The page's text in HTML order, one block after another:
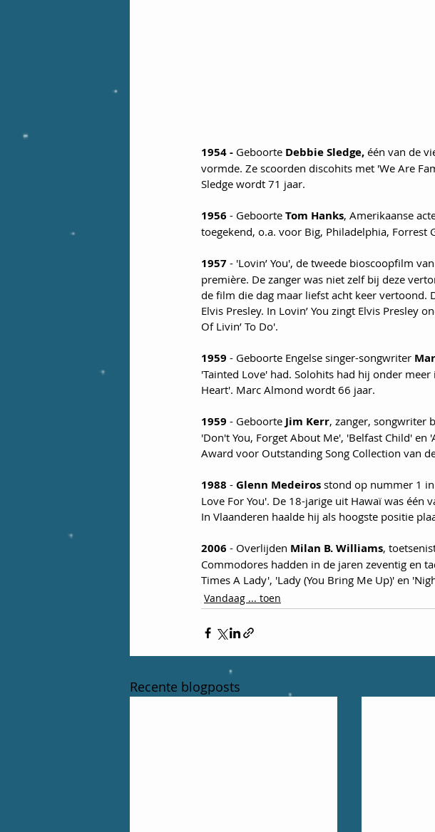
1954 - Geboorte Debbie Sledge, één van de
vormde. Ze scoorden discohits met 'We Are
Sledge wordt 71 jaar.
1956 - Geboorte Tom Hanks, Amerikaanse
toegekend, o.a. voor Big, Philadelphia, Forrest
1957 - 'Lovin’ You', de tweede bioscoopfilm van
première. De zanger was niet zelf bij deze
de film die dag maar liefst acht keer vertoond.
Elvis Presley. In Lovin’ You zingt Elvis Presley
Of Livin’ To Do'.
1959 - Geboorte Engelse singer-songwriter
'Tainted Love' had. Solohits had hij onder
Heart'. Marc Almond wordt 66 jaar.
1959 - Geboorte Jim Kerr, zanger, songwriter
'Don't You, Forget About Me', 'Belfast Child'
Award voor Outstanding Song Collection van
1988 - Glenn Medeiros stond op nummer 1
Love For You'. De 18-jarige uit Hawaï was
In Vlaanderen haalde hij als hoogste positie
2006 - Overlijden Milan B. Williams,
Commodores hadden in de jaren zeventig en
Times A Lady', 'Lady (You Bring Me Up)' en
Vandaag ... toen
Recente blogposts